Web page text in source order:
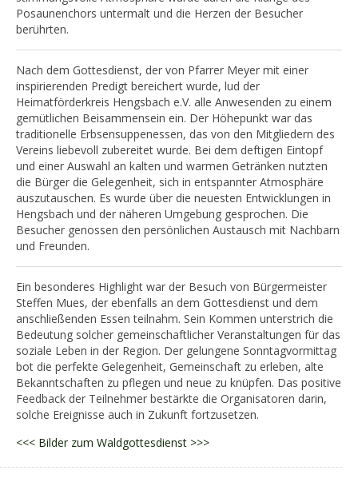
Posaunenchors untermalt und die Herzen der Besucher
berührten.
Nach dem Gottesdienst, der von Pfarrer Meyer mit einer
inspirierenden Predigt bereichert wurde, lud der
Heimatförderkreis Hengsbach e.V. alle Anwesenden zu einem
gemütlichen Beisammensein ein. Der Höhepunkt war das
traditionelle Erbsensuppenessen, das von den Mitgliedern des
Vereins liebevoll zubereitet wurde. Bei dem deftigen Eintopf
und einer Auswahl an kalten und warmen Getränken nutzten
die Bürger die Gelegenheit, sich in entspannter Atmosphäre
auszutauschen. Es wurde über die neuesten Entwicklungen in
Hengsbach und der näheren Umgebung gesprochen. Die
Besucher genossen den persönlichen Austausch mit Nachbarn
und Freunden.
Ein besonderes Highlight war der Besuch von Bürgermeister
Steffen Mues, der ebenfalls an dem Gottesdienst und dem
anschließenden Essen teilnahm. Sein Kommen unterstrich die
Bedeutung solcher gemeinschaftlicher Veranstaltungen für das
soziale Leben in der Region. Der gelungene Sonntagvormittag
bot die perfekte Gelegenheit, Gemeinschaft zu erleben, alte
Bekanntschaften zu pflegen und neue zu knüpfen. Das positive
Feedback der Teilnehmer bestärkte die Organisatoren darin,
solche Ereignisse auch in Zukunft fortzusetzen.
<<< Bilder zum Waldgottesdienst >>>